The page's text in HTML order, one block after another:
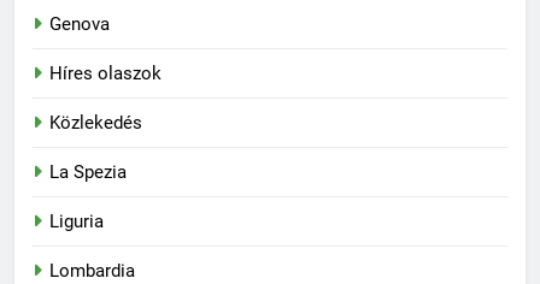
Genova
Híres olaszok
Közlekedés
La Spezia
Liguria
Lombardia